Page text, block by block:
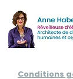
Conditions